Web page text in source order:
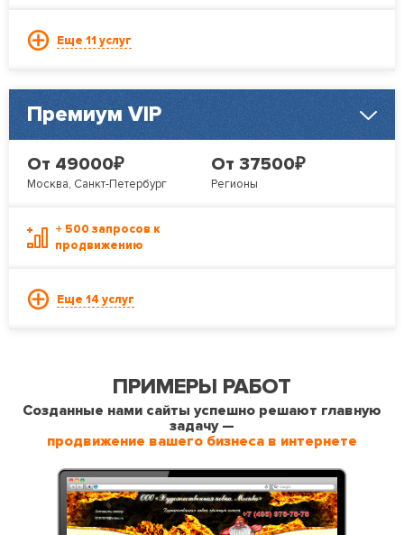
Еще 11 услуг
Премиум VIP
От 49000₽
Москва, Санкт-Петербург
От 37500₽
Регионы
+ 500 запросов к
продвижению
Еще 14 услуг
ПРИМЕРЫ РАБОТ
Созданные нами сайты успешно решают главную
задачу —
продвижение вашего бизнеса в интернете